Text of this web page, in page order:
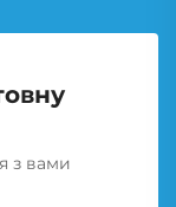
з вами